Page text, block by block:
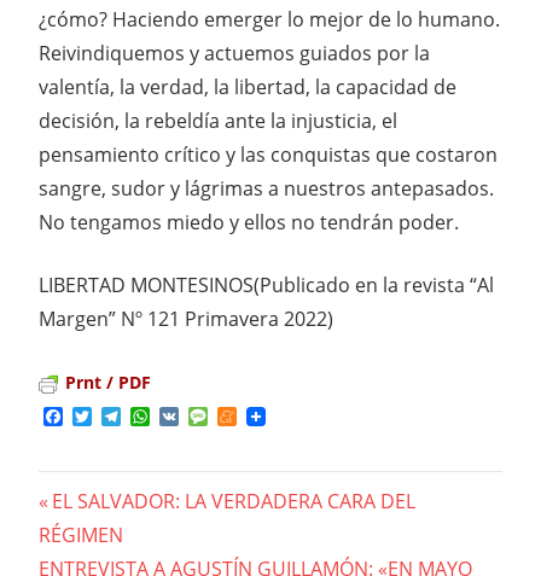
¿cómo? Haciendo emerger lo mejor de lo humano.
Reivindiquemos y actuemos guiados por la
valentía, la verdad, la libertad, la capacidad de
decisión, la rebeldía ante la injusticia, el
pensamiento crítico y las conquistas que costaron
sangre, sudor y lágrimas a nuestros antepasados.
No tengamos miedo y ellos no tendrán poder.
LIBERTAD MONTESINOS(Publicado en la revista “Al
Margen” Nº 121 Primavera 2022)
Prnt / PDF
Facebook
TwitterTelegram
WhatsApp
VK MessageMeneame
Navegación
Previous
Post:
EL SALVADOR: LA VERDADERA CARA DEL
RÉGIMEN
Next
ENTREVISTA A AGUSTÍN GUILLAMÓN: «EN MAYO